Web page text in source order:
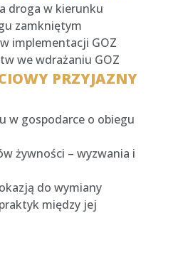
droga w kierunku
zamkniętym
implementacji GOZ
we wdrażaniu GOZ
PRZYJAZNY
w gospodarce o obiegu
żywności – wyzwania i
do wymiany
między jej